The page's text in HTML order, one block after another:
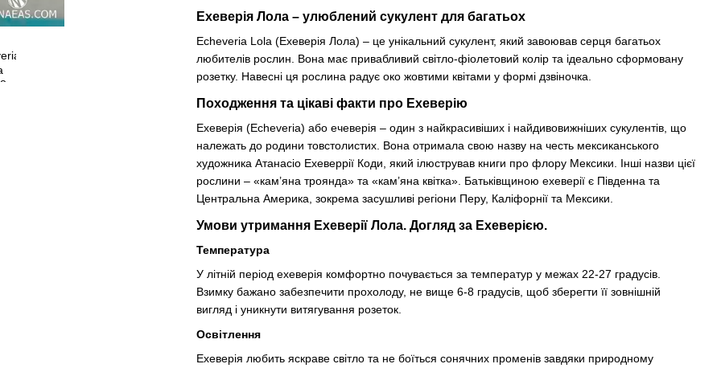
Ехеверія Лола – улюблений сукулент для багатьох
Echeveria Lola (Ехеверія Лола) – це унікальний сукулент, який завоював серця багатьох
любителів рослин. Вона має привабливий світло-фіолетовий колір та ідеально сформовану
розетку. Навесні ця рослина радує око жовтими квітами у формі дзвіночка.
Походження та цікаві факти про Ехеверію
Ехеверія (Echeveria) або ечеверія – один з найкрасивіших і найдивовижніших сукулентів, що
належать до родини товстолистих. Вона отримала свою назву на честь мексиканського
художника Атанасіо Ехеверрії Коди, який ілюстрував книги про флору Мексики. Інші назви цієї
рослини – «кам’яна троянда» та «кам’яна квітка». Батьківщиною ехеверії є Південна та
Центральна Америка, зокрема засушливі регіони Перу, Каліфорнії та Мексики.
Умови утримання Ехеверії Лола. Догляд за Ехеверією.
Температура
У літній період ехеверія комфортно почувається за температур у межах 22-27 градусів.
Взимку бажано забезпечити прохолоду, не вище 6-8 градусів, щоб зберегти її зовнішній
вигляд і уникнути витягування розеток.
Освітлення
Ехеверія любить яскраве світло та не боїться сонячних променів завдяки природному